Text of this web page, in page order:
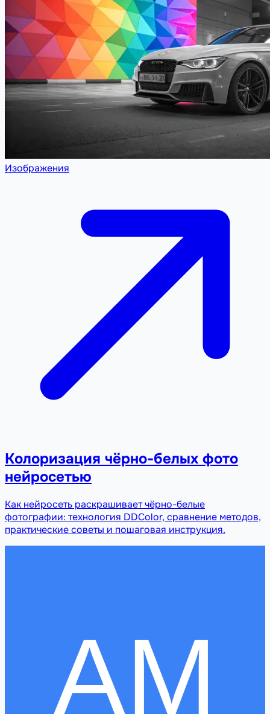
Изображения
Колоризация чёрно-белых фото
нейросетью
Как нейросеть раскрашивает чёрно-белые
фотографии: технология DDColor, сравнение методов,
практические советы и пошаговая инструкция.